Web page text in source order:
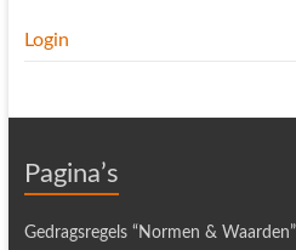
Login
Pagina’s
Gedragsregels “Normen & Waarden”